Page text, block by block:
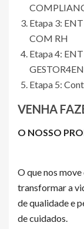
Etapa 3:
COM RH
Etapa 4:
GESTOR4
Etapa 5:
VENHA
O NOSSO
O que nos
transformar a
de qualidade e
de cuidados.